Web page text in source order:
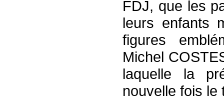
FDJ, que les
leurs enfants
figures
Michel
laquelle la
nouvelle fois le